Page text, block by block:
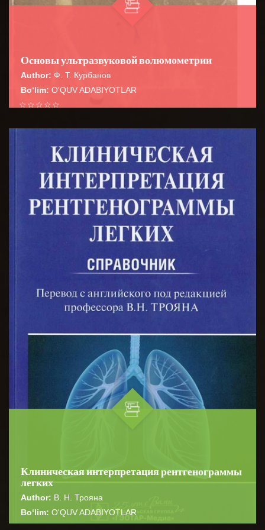
Основы ультразвуковой волюмометрии
Author: Ф. Т. Курбанов
Bo‘lim: O'QUV ADABIYOTLAR
☆
☆
☆
☆
☆
В руководстве систематизированы
волюмометрические расчеты в практической
ультразвуковой диагностике, необходимые для пов...
BATAFSIL...
Клиническая интерпретация рентгенограммы
легких
Author: В. Н. Трояна
Bo‘lim: O'QUV ADABIYOTLAR